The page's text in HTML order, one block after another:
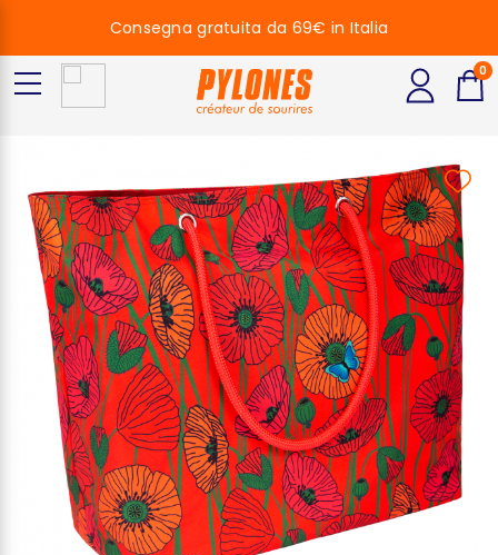
Consegna gratuita da 69€ in Italia
0